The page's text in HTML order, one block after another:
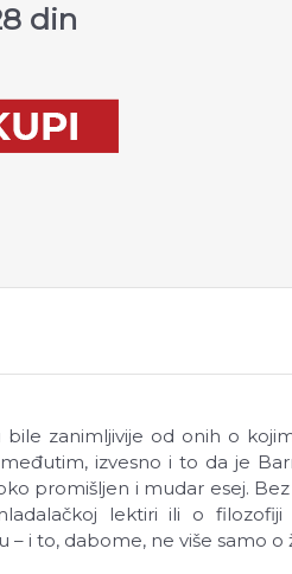
din
zanimljivije od onih o
izvesno i to da je
promišljen i mudar esej.
lektiri ili o filozofiji
i to, dabome, ne više samo o